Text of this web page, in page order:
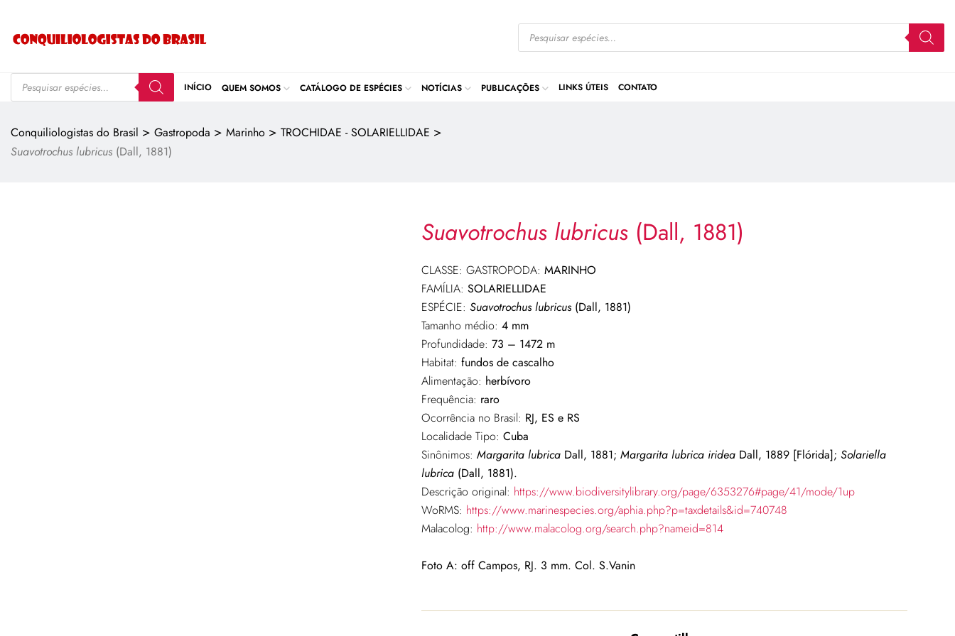
INÍCIO QUEM SOMOS CATÁLOGO DE ESPÉCIES NOTÍCIAS PUBLICAÇÕES LINKS ÚTEIS CONTATO
Conquiliologistas do Brasil > Gastropoda > Marinho > TROCHIDAE - SOLARIELLIDAE >
Suavotrochus lubricus (Dall, 1881)
Suavotrochus lubricus(Dall, 1881)
CLASSE: GASTROPODA: MARINHO
FAMÍLIA: SOLARIELLIDAE
ESPÉCIE: Suavotrochus lubricus(Dall, 1881)
Tamanho médio: 4 mm
Profundidade: 73 – 1472 m
Habitat: fundos de cascalho
Alimentação: herbívoro
Frequência: raro
Ocorrência no Brasil: RJ, ES e RS
Localidade Tipo: Cuba
Sinônimos: Margarita lubricaDall, 1881; Margarita lubrica irideaDall, 1889 [Flórida]; Solariella
lubrica (Dall, 1881).
Descrição original: https://www.biodiversitylibrary.org/page/6353276#page/41/mode/1up
WoRMS: https://www.marinespecies.org/aphia.php?p=taxdetails&id=740748
Malacolog: http://www.malacolog.org/search.php?nameid=814
Foto A: off Campos, RJ. 3 mm. Col. S.Vanin